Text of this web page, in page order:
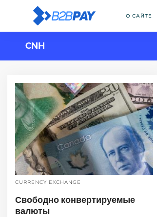
О САЙТЕ
CNH
CURRENCY EXCHANGE
Свободно конвертируемые
валюты